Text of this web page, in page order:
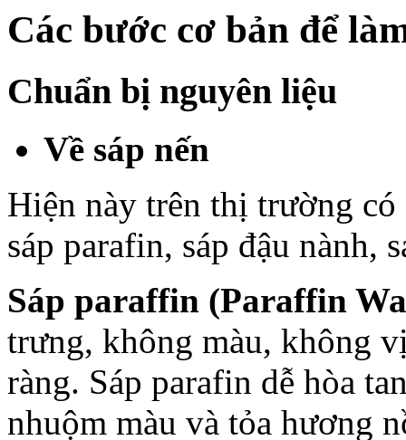
Các bước cơ bản để
Chuẩn bị nguyên liệu
Về sáp nến
Hiện này trên thị trường
sáp parafin, sáp đậu nành,
Sáp paraffin (Paraffin
trưng, không màu, không
ràng. Sáp parafin dễ hòa
nhuộm màu và tỏa hương